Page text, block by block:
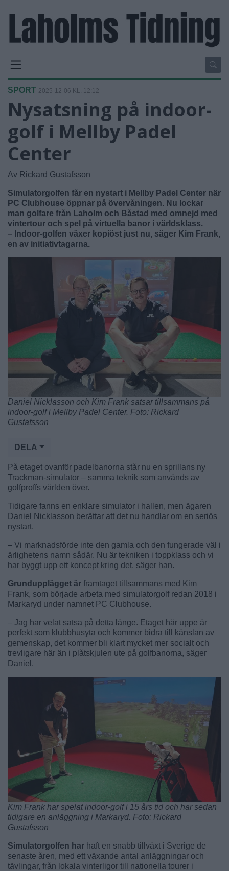
SPORT 2025-12-06 KL. 12:12
Nysatsning på indoor-
golf i Mellby Padel
Center
Av Rickard Gustafsson
Simulatorgolfen får en nystart i Mellby Padel Center när
PC Clubhouse öppnar på övervåningen. Nu lockar
man golfare från Laholm och Båstad med omnejd med
vintertour och spel på virtuella banor i världsklass.
– Indoor-golfen växer kopiöst just nu, säger Kim Frank,
en av initiativtagarna.
Daniel Nicklasson och Kim Frank satsar tillsammans på
indoor-golf i Mellby Padel Center. Foto: Rickard
Gustafsson
DELA
På etaget ovanför padelbanorna står nu en sprillans ny
Trackman-simulator – samma teknik som används av
golfproffs världen över.
Tidigare fanns en enklare simulator i hallen, men ägaren
Daniel Nicklasson berättar att det nu handlar om en seriös
nystart.
– Vi marknadsförde inte den gamla och den fungerade väl i
ärlighetens namn sådär. Nu är tekniken i toppklass och vi
har byggt upp ett koncept kring det, säger han.
Grundupplägget är framtaget tillsammans med Kim
Frank, som började arbeta med simulatorgolf redan 2018 i
Markaryd under namnet PC Clubhouse.
– Jag har velat satsa på detta länge. Etaget här uppe är
perfekt som klubbhusyta och kommer bidra till känslan av
gemenskap, det kommer bli klart mycket mer socialt och
trevligare här än i plåtskjulen ute på golfbanorna, säger
Daniel.
Kim Frank har spelat indoor-golf i 15 års tid och har sedan
tidigare en anläggning i Markaryd. Foto: Rickard
Gustafsson
Simulatorgolfen har haft en snabb tillväxt i Sverige de
senaste åren, med ett växande antal anläggningar och
tävlingar, från lokala vinterligor till nationella tourer i